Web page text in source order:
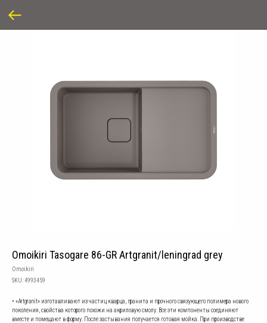
Omoikiri Tasogare 86-GR Artgranit/leningrad grey
Omoikiri
SKU:4993459
• «Artgranit» изготавливают из частиц кварца, гранита и прочного связующего полимера нового
поколения, свойства которого похожи на акриловую смолу. Все эти компоненты соединяют
вместе и помещают в форму. После застывания получается готовая мойка. При производстве